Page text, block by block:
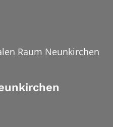
Raum Neunkirchen